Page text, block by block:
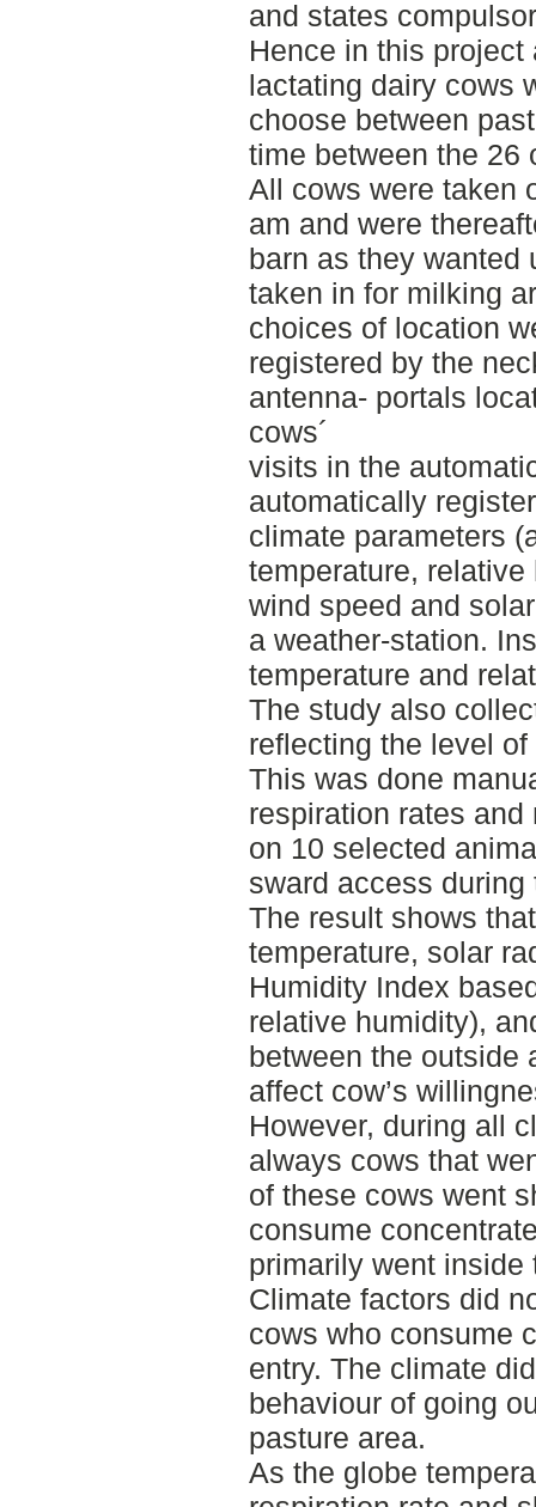
and states
Hence in this
lactating dairy cows
choose between
time between the 26
All cows were taken
am and were
barn as they wanted
taken in for milking
choices of location
registered by the
antenna- portals
cows´
visits in the
automatically
climate parameters
temperature,
wind speed and
a weather-station.
temperature and
The study also
reflecting the level
This was done
respiration rates
on 10 selected
sward access
The result shows
temperature, solar
Humidity Index
relative humidity),
between the outside
affect cow’s
However, during all
always cows that
of these cows went
consume
primarily went
Climate factors did
cows who consume
entry. The climate
behaviour of going
pasture area.
As the globe